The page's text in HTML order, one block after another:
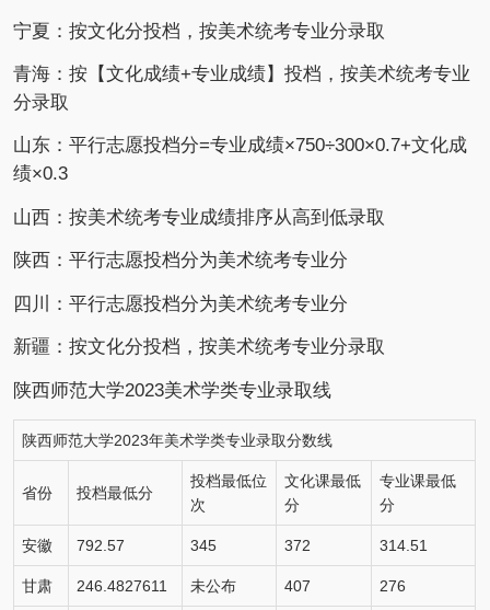
宁夏：按文化分投档，按美术统考专业分录取
青海：按【文化成绩+专业成绩】投档，按美术统考专业
分录取
山东：平行志愿投档分=专业成绩×750÷300×0.7+文化成
绩×0.3
山西：按美术统考专业成绩排序从高到低录取
陕西：平行志愿投档分为美术统考专业分
四川：平行志愿投档分为美术统考专业分
新疆：按文化分投档，按美术统考专业分录取
陕西师范大学2023美术学类专业录取线
陕西师范大学2023年美术学类专业录取分数线
省份 投档最低分
投档最低位
次
文化课最低
分
专业课最低
分
安徽 792.57 345 372 314.51
甘肃 246.4827611 未公布 407 276